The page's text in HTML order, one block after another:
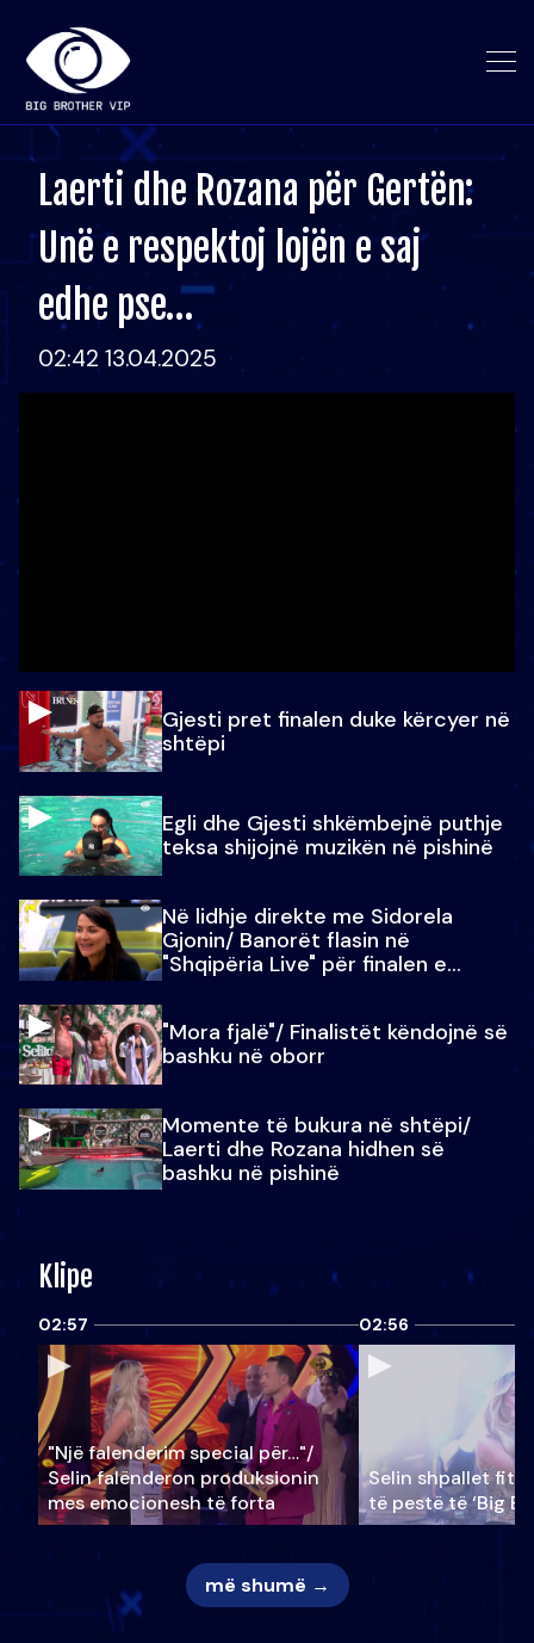
Laerti dhe Rozana për Gertën:
Unë e respektoj lojën e saj
edhe pse…
02:42 13.04.2025
Gjesti pret finalen duke kërcyer në
shtëpi
Egli dhe Gjesti shkëmbejnë puthje
teksa shijojnë muzikën në pishinë
Në lidhje direkte me Sidorela
Gjonin/ Banorët flasin në
"Shqipëria Live" për finalen e
"Mora fjalë"/ Finalistët këndojnë së
bashku në oborr
Momente të bukura në shtëpi/
Laerti dhe Rozana hidhen së
bashku në pishinë
Klipe
02:57
"Një falenderim special për…"/
Selin falënderon produksionin
mes emocionesh të forta
02:56
Selin shpallet
të pestë të ‘Big
më shumë →